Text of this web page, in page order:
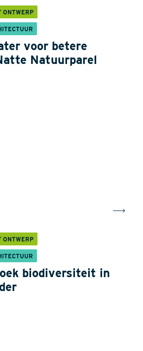
ONTWERP
voor betere
Natuurparel
ONTWERP
biodiversiteit in